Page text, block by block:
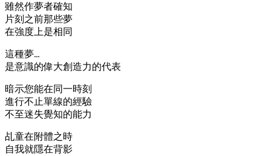
雖然作夢者確知
片刻之前那些夢
在強度上是相同
這種夢…
是意識的偉大創造力的代表
暗示您能在同一時刻
進行不止單線的經驗
不至迷失覺知的能力
乩童在附體之時
自我就隱在背影